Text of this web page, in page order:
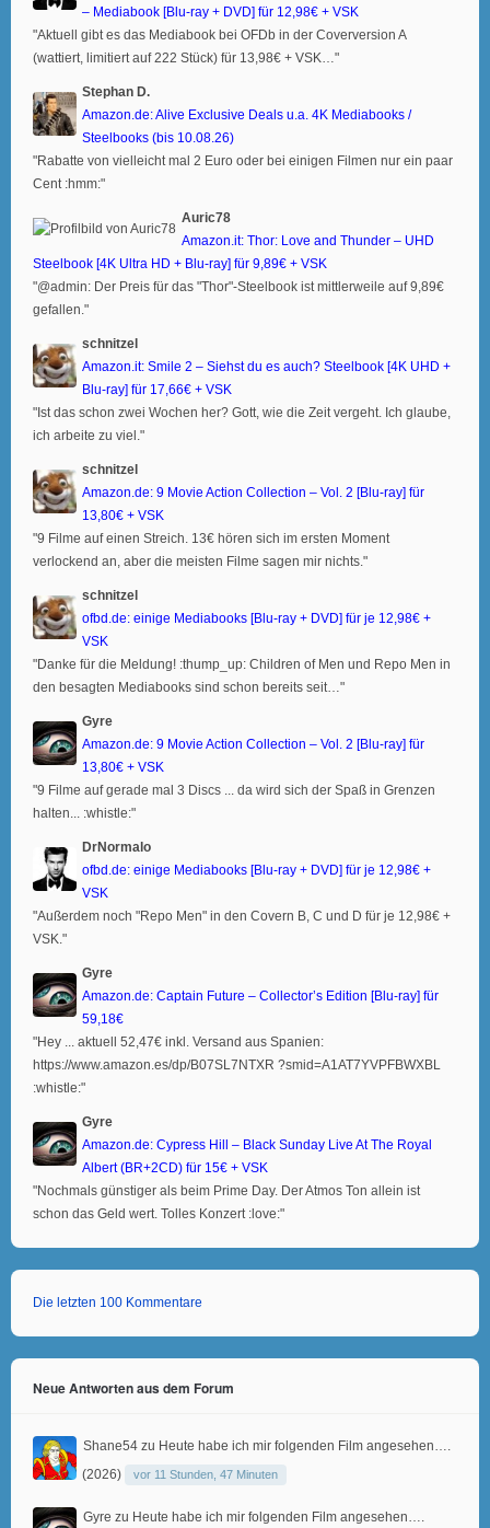
– Mediabook [Blu-ray + DVD] für 12,98€ + VSK
"Aktuell gibt es das Mediabook bei OFDb in der Coverversion A
(wattiert, limitiert auf 222 Stück) für 13,98€ + VSK…"
Stephan D.
Amazon.de: Alive Exclusive Deals u.a. 4K Mediabooks /
Steelbooks (bis 10.08.26)
"Rabatte von vielleicht mal 2 Euro oder bei einigen Filmen nur ein paar
Cent :hmm:"
Auric78
Amazon.it: Thor: Love and Thunder – UHD
Steelbook [4K Ultra HD + Blu-ray] für 9,89€ + VSK
"@admin: Der Preis für das "Thor"-Steelbook ist mittlerweile auf 9,89€
gefallen."
schnitzel
Amazon.it: Smile 2 – Siehst du es auch? Steelbook [4K UHD +
Blu-ray] für 17,66€ + VSK
"Ist das schon zwei Wochen her? Gott, wie die Zeit vergeht. Ich glaube,
ich arbeite zu viel."
schnitzel
Amazon.de: 9 Movie Action Collection – Vol. 2 [Blu-ray] für
13,80€ + VSK
"9 Filme auf einen Streich. 13€ hören sich im ersten Moment
verlockend an, aber die meisten Filme sagen mir nichts."
schnitzel
ofbd.de: einige Mediabooks [Blu-ray + DVD] für je 12,98€ +
VSK
"Danke für die Meldung! :thump_up: Children of Men und Repo Men in
den besagten Mediabooks sind schon bereits seit…"
Gyre
Amazon.de: 9 Movie Action Collection – Vol. 2 [Blu-ray] für
13,80€ + VSK
"9 Filme auf gerade mal 3 Discs ... da wird sich der Spaß in Grenzen
halten... :whistle:"
DrNormalo
ofbd.de: einige Mediabooks [Blu-ray + DVD] für je 12,98€ +
VSK
"Außerdem noch "Repo Men" in den Covern B, C und D für je 12,98€ +
VSK."
Gyre
Amazon.de: Captain Future – Collector’s Edition [Blu-ray] für
59,18€
"Hey ... aktuell 52,47€ inkl. Versand aus Spanien:
https://www.amazon.es/dp/B07SL7NTXR ?smid=A1AT7YVPFBWXBL
:whistle:"
Gyre
Amazon.de: Cypress Hill – Black Sunday Live At The Royal
Albert (BR+2CD) für 15€ + VSK
"Nochmals günstiger als beim Prime Day. Der Atmos Ton allein ist
schon das Geld wert. Tolles Konzert :love:"
Die letzten 100 Kommentare
Neue Antworten aus dem Forum
Shane54 zu Heute habe ich mir folgenden Film angesehen….
(2026)
vor 11 Stunden, 47 Minuten
Gyre zu Heute habe ich mir folgenden Film angesehen….